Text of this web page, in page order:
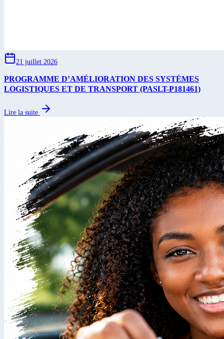
21 juillet 2026
PROGRAMME D’AMÉLIORATION DES SYSTÈMES
LOGISTIQUES ET DE TRANSPORT (PASLT-P181461)
Lire la suite